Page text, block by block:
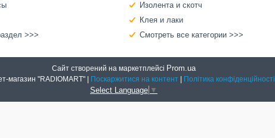
>>>
Изолента и скотч
Клея и лаки
Смотреть все категории >>>
Сайт створений на маркетплейсі Prom.ua
Поскаржитися на контент Політика конфіденційності
Select Language ▼